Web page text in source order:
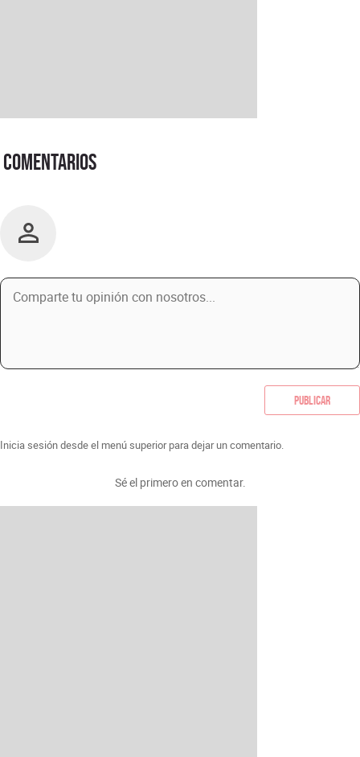
Comentarios
Publicar
Inicia sesión desde el menú superior para dejar un comentario.
Sé el primero en comentar.